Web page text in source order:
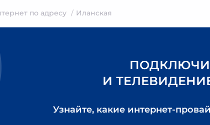
по адресу Иланская
И
Узнайте, какие интернет-